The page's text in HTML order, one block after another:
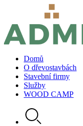
Domů
O dřevostavbách
Stavební firmy
Služby
WOOD CAMP